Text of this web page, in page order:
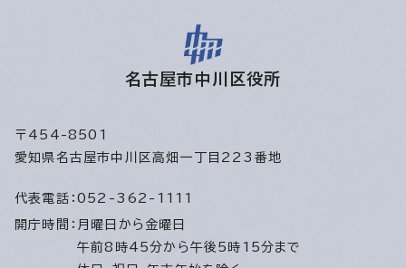
名古屋市中川区役所
〒454-8501
愛知県名古屋市中川区高畑一丁目223番地
代表電話： 052-362-1111
開庁時間： 月曜日から金曜日
午前8時45分から午後5時15分まで